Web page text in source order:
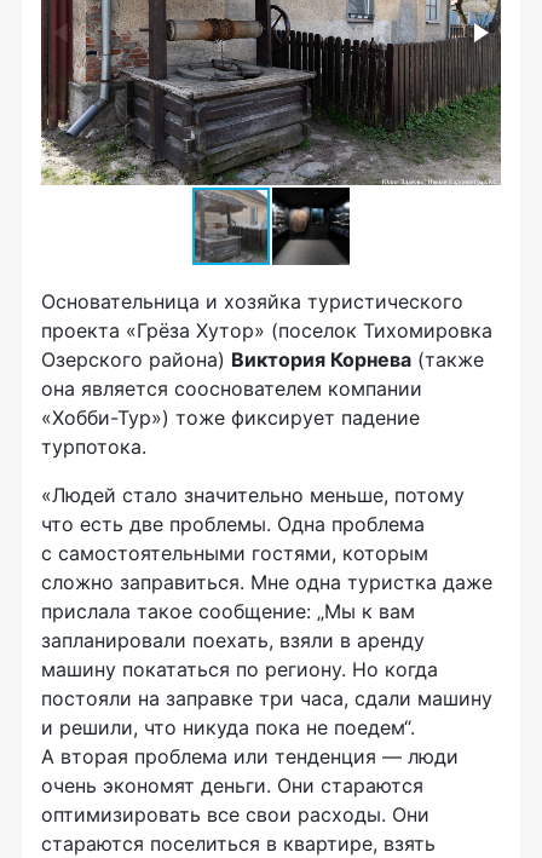
Основательница и хозяйка туристического
проекта «Грёза Хутор» (поселок Тихомировка
Озерского района) Виктория Корнева (также
она является сооснователем компании
«Хобби-Тур») тоже фиксирует падение
турпотока.
«Людей стало значительно меньше, потому
что есть две проблемы. Одна проблема
с самостоятельными гостями, которым
сложно заправиться. Мне одна туристка даже
прислала такое сообщение: „Мы к вам
запланировали поехать, взяли в аренду
машину покататься по региону. Но когда
постояли на заправке три часа, сдали машину
и решили, что никуда пока не поедем“.
А вторая проблема или тенденция — люди
очень экономят деньги. Они стараются
оптимизировать все свои расходы. Они
стараются поселиться в квартире, взять